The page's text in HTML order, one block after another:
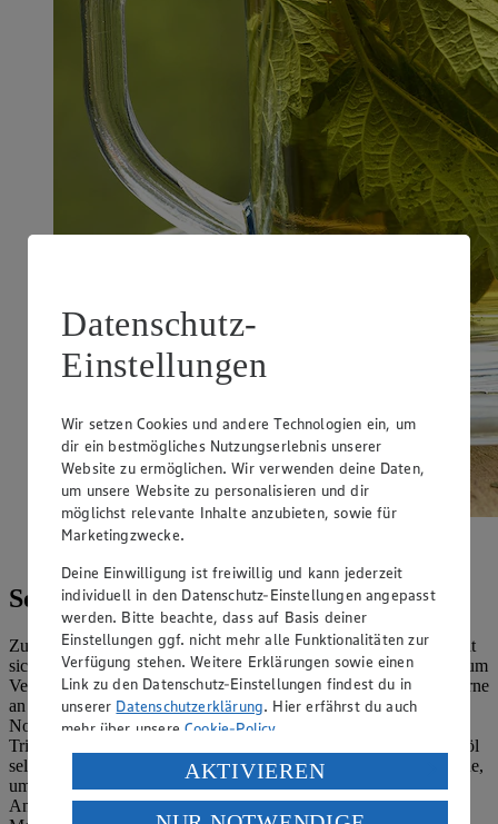
Brennnesseltee lässt sich auch hervorragend als Eis-Tee
So kannst du Brennnesselöl herstellen
Zunächst benötigst du Brennnesseln. Bei Wildsammlung empfiehlt
sich ein Standort abseits von Straßen, Wegen und Anbauflächen, um
Verunreinigungen auszuschließen. Die Grünpflanzen wachsen gerne
an halbschattigen Standorten und lassen sich von April bis
November ernten. Am besten eignen sich die zarten Blätter und
Triebe des jungen, noch nicht blühenden Krauts, um Brennnesselöl
selber zu machen. Trage beim Sammeln robuste Gartenhandschuhe,
um juckende Quaddeln an den Händen zu vermeiden. Zum
Ansetzen zerkleinere die Blätter gründlich mit einem scharfen
Datenschutz-
Einstellungen
Wir setzen Cookies und andere Technologien ein, um
dir ein bestmögliches Nutzungserlebnis unserer
Website zu ermöglichen. Wir verwenden deine Daten,
um unsere Website zu personalisieren und dir
möglichst relevante Inhalte anzubieten, sowie für
Marketingzwecke.
Deine Einwilligung ist freiwillig und kann jederzeit
individuell in den Datenschutz-Einstellungen angepasst
werden. Bitte beachte, dass auf Basis deiner
Einstellungen ggf. nicht mehr alle Funktionalitäten zur
Verfügung stehen. Weitere Erklärungen sowie einen
Link zu den Datenschutz-Einstellungen findest du in
unserer Datenschutzerklärung. Hier erfährst du auch
mehr über unsereCookie-Policy.
Verarbeitung deiner personenbezogenen Daten in den
USA durch Facebook und YouTube:
AKTIVIEREN